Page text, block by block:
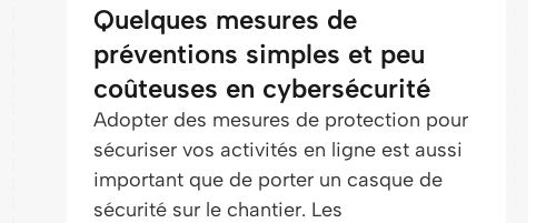
Quelques mesures de
préventions simples et peu
coûteuses en cybersécurité
Adopter des mesures de protection pour
sécuriser vos activités en ligne est aussi
important que de porter un casque de
sécurité sur le chantier. Les